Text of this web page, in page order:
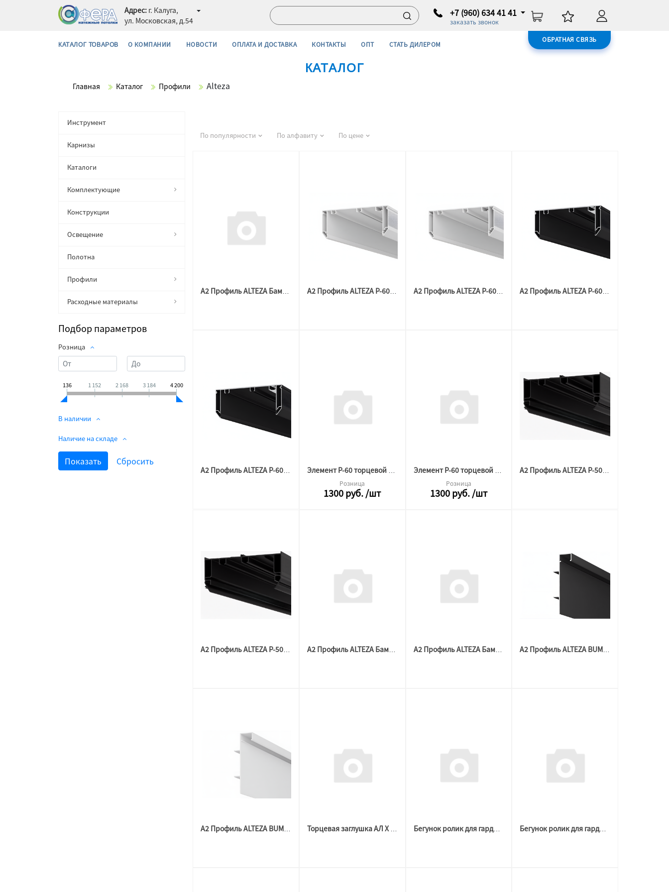
Адрес: г. Калуга,
ул. Московская, д.54
+7 (960) 634 41 41
заказать звонок
ОБРАТНАЯ СВЯЗЬ
КАТАЛОГ ТОВАРОВ О КОМПАНИИ НОВОСТИ ОПЛАТА И ДОСТАВКА КОНТАКТЫ ОПТ СТАТЬ ДИЛЕРОМ
КАТАЛОГ
Главная Каталог Профили Alteza
Инструмент
Карнизы
Каталоги
Комплектующие
Конструкции
Освещение
Полотна
Профили
Расходные материалы
Подбор параметров
Розница
136 1 152 2 168 3 184 4 200
В наличии
Наличие на складе
По популярности По алфавиту По цене
А2 Профиль ALTEZA P-60 Гардина МАТОВЫЙ белый (3,2м) А2 Профиль ALTEZA P-60 Гардина МАТОВЫЙ БЕЛЫЙ (2м)
Розница
1300руб./шт
Розница
1300руб./шт
А2 Профиль ALTEZA P-50 Гардина МАТОВЫЙ ЧЕРНЫЙ(2м) А2 Профиль ALTEZA Бампер АЛ P-50 МАТОВЫЙ ЧЕРНЫЙ ( 2м) А2 Профиль ALTEZA Бампер АЛ P-50 МАТОВЫЙ ЧЕРНЫЙ (3,2м) А2 Профиль ALTEZA BUMPER 80 LED, ЧЕРНЫЙ МУАР (2м)
А2 Профиль ALTEZA BUMPER 80 LED, БЕЛЫЙ МУАР (2м) Торцевая заглушка АЛ X 70 БЕЛЫЕ МАТ ( комплект 2\2) Бегунок ролик для гардины, крючок-улитка, Белый, 50шт/уп Бегунок ролик для гардины, крючок-улитка, черный, 50шт/уп